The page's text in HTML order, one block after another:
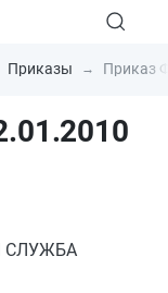
Приказы Приказ
СЛУЖБА